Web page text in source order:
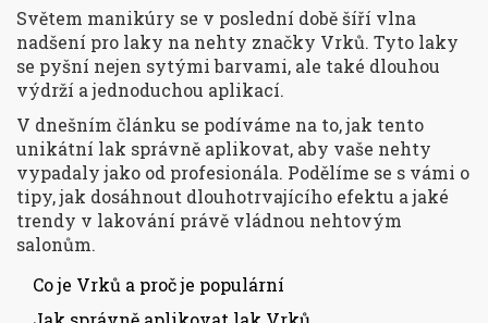
Světem manikúry se v poslední době šíří vlna
nadšení pro laky na nehty značky Vrků. Tyto laky
se pyšní nejen sytými barvami, ale také dlouhou
výdrží a jednoduchou aplikací.
V dnešním článku se podíváme na to, jak tento
unikátní lak správně aplikovat, aby vaše nehty
vypadaly jako od profesionála. Podělíme se s vámi o
tipy, jak dosáhnout dlouhotrvajícího efektu a jaké
trendy v lakování právě vládnou nehtovým
salonům.
Co je Vrků a proč je populární